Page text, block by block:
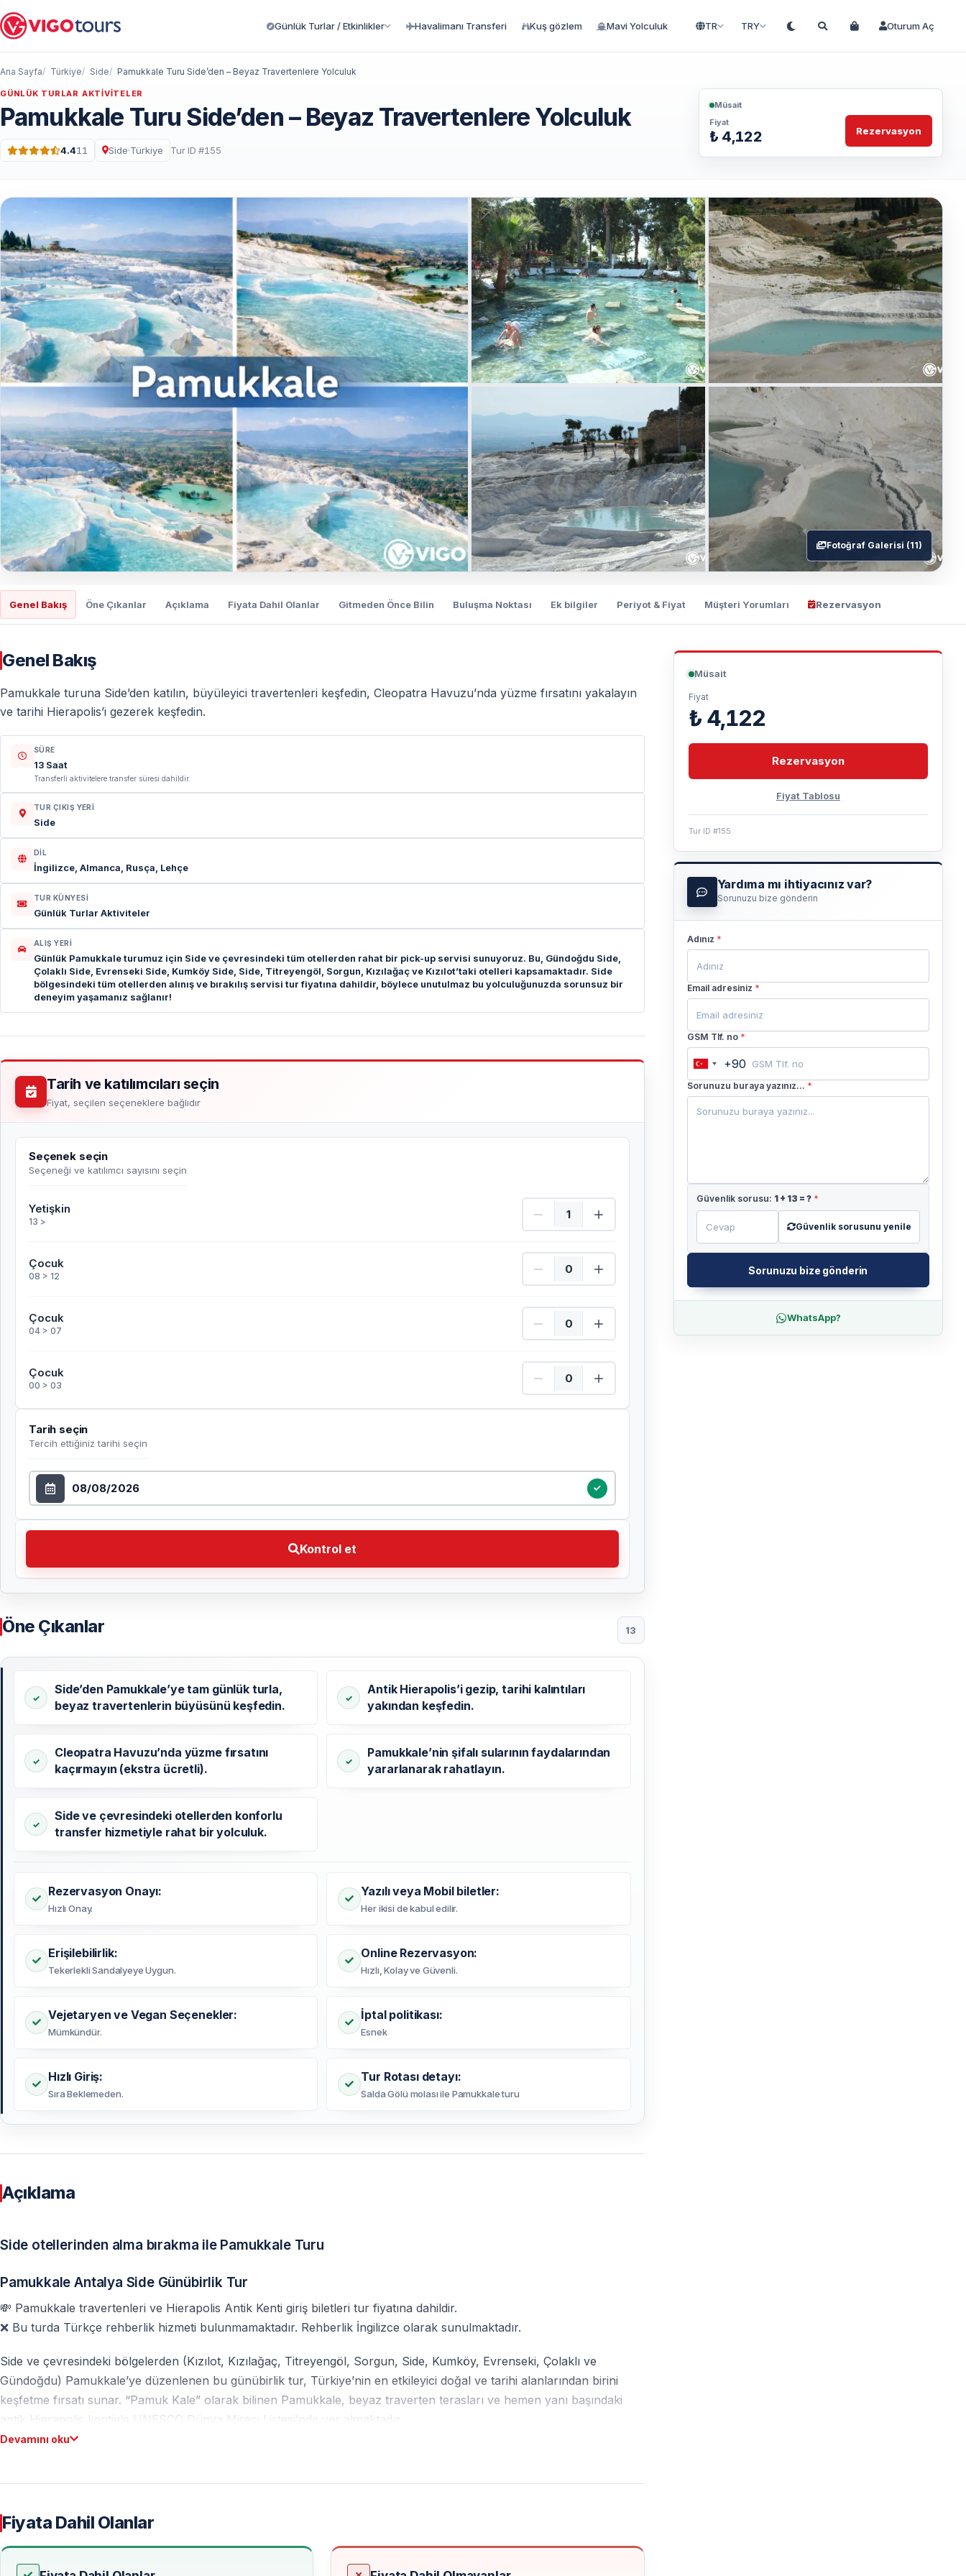
Günlük Turlar / Etkinlikler Havalimanı Transferi Kuş gözlem Mavi Yolculuk TR TRY Oturum Aç
Ana Sayfa Türkiye Side Pamukkale Turu Side’den – Beyaz Travertenlere Yolculuk
GÜNLÜK TURLAR AKTIVITELER
Pamukkale Turu Side’den – Beyaz Travertenlere Yolculuk
5 üzerinden 4.4 puan · 11 Yorum
4.411 Side·Türkiye Tur ID #155
Müsait
Fiyat
₺ 4,122 Rezervasyon
Fotoğraf Galerisi (11)
Genel Bakış Öne Çıkanlar Açıklama Fiyata Dahil Olanlar Gitmeden Önce Bilin Buluşma Noktası Ek bilgiler Periyot & Fiyat Müşteri Yorumları Rezervasyon
Genel Bakış
Pamukkale turuna Side’den katılın, büyüleyici travertenleri keşfedin, Cleopatra Havuzu’nda yüzme fırsatını yakalayın
ve tarihi Hierapolis’i gezerek keşfedin.
SÜRE
13 Saat
Transferli aktivitelere transfer süresi dahildir.
TUR ÇIKIŞ YERI
Side
DIL
İngilizce, Almanca, Rusça, Lehçe
TUR KÜNYESI
Günlük Turlar Aktiviteler
ALIŞ YERI
Günlük Pamukkale turumuz için Side ve çevresindeki tüm otellerden rahat bir pick-up servisi sunuyoruz. Bu, Gündoğdu Side,
Çolaklı Side, Evrenseki Side, Kumköy Side, Side, Titreyengöl, Sorgun, Kızılağaç ve Kızılot’taki otelleri kapsamaktadır. Side
bölgesindeki tüm otellerden alınış ve bırakılış servisi tur fiyatına dahildir, böylece unutulmaz bu yolculuğunuzda sorunsuz bir
deneyim yaşamanız sağlanır!
Tarih ve katılımcıları seçin
Fiyat, seçilen seçeneklere bağlıdır
Seçenek seçin
Seçeneği ve katılımcı sayısını seçin
Yetişkin
13 >
Yetişkin Adet
Çocuk
08 > 12
Çocuk Adet
Çocuk
04 > 07
Çocuk Adet
Çocuk
00 > 03
Çocuk Adet
Tarih seçin
Tercih ettiğiniz tarihi seçin
Tarih seçin
Kontrol et
Kontrol et Tercih ettiğiniz tarihi seçin
Öne Çıkanlar 13
Side’den Pamukkale’ye tam günlük turla,
beyaz travertenlerin büyüsünü keşfedin.
Antik Hierapolis’i gezip, tarihi kalıntıları
yakından keşfedin.
Cleopatra Havuzu’nda yüzme fırsatını
kaçırmayın (ekstra ücretli).
Pamukkale’nin şifalı sularının faydalarından
yararlanarak rahatlayın.
Side ve çevresindeki otellerden konforlu
transfer hizmetiyle rahat bir yolculuk.
Rezervasyon Onayı:
Hızlı Onay.
Yazılı veya Mobil biletler:
Her ikisi de kabul edilir.
Erişilebilirlik:
Tekerlekli Sandalyeye Uygun.
Online Rezervasyon:
Hızlı, Kolay ve Güvenli.
Vejetaryen ve Vegan Seçenekler:
Mümkündür.
İptal politikası:
Esnek
Hızlı Giriş:
Sıra Beklemeden.
Tur Rotası detayı:
Salda Gölü molası ile Pamukkale turu
Açıklama
Side otellerinden alma bırakma ile Pamukkale Turu
Pamukkale Antalya Side Günübirlik Tur
💸 Pamukkale travertenleri ve Hierapolis Antik Kenti giriş biletleri tur fiyatına dahildir.
❌ Bu turda Türkçe rehberlik hizmeti bulunmamaktadır. Rehberlik İngilizce olarak sunulmaktadır.
Side ve çevresindeki bölgelerden (Kızılot, Kızılağaç, Titreyengöl, Sorgun, Side, Kumköy, Evrenseki, Çolaklı ve
Gündoğdu) Pamukkale’ye düzenlenen bu günübirlik tur, Türkiye’nin en etkileyici doğal ve tarihi alanlarından birini
keşfetme fırsatı sunar. “Pamuk Kale” olarak bilinen Pamukkale, beyaz traverten terasları ve hemen yanı başındaki
antik Hierapolis kentiyle UNESCO Dünya Mirası Listesi’nde yer almaktadır.
biletleri ve program detayları önceden planlanmış olup, ziyaretçiler sadece keşfe odaklanır.
Bu tur; doğa, tarih ve dinlenmeyi tek bir günde birleştirir.
Devamını oku
Fiyata Dahil Olanlar
Müsait
Fiyat
₺ 4,122
Rezervasyon
Fiyat Tablosu
Tur ID #155
Yardıma mı ihtiyacınız var?
Sorunuzu bize gönderin
Adınız *
Email adresiniz *
GSM Tlf. no *
Turkey
+90
+90
Sorunuzu buraya yazınız... *
Güvenlik sorusu: 1+ 13 = ? *
Güvenlik sorusunu yenile
Sorunuzu bize gönderin
WhatsApp?